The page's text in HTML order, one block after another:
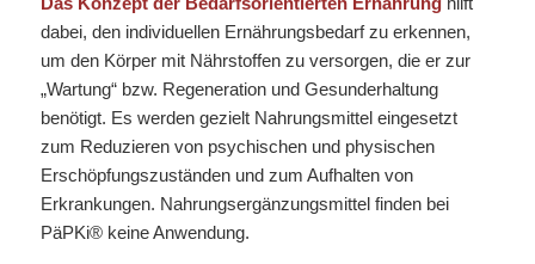
dabei, den individuellen Ernährungsbedarf zu erkennen,
um den Körper mit Nährstoffen zu versorgen, die er zur
„Wartung“ bzw. Regeneration und Gesunderhaltung
benötigt. Es werden gezielt Nahrungsmittel eingesetzt
zum Reduzieren von psychischen und physischen
Erschöpfungszuständen und zum Aufhalten von
Erkrankungen. Nahrungsergänzungsmittel finden bei
PäPKi® keine Anwendung.